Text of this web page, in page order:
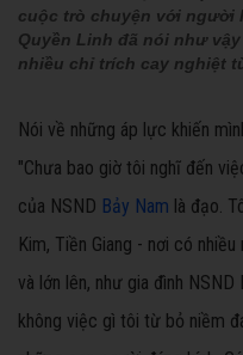
cuộc trò chuyện với người
Quyền Linh đã nói như
nhiều chỉ trích cay nghiệt
Nói về những áp lực khiến
"Chưa bao giờ tôi nghĩ đến
của NSND Bảy Nam là đạo.
Kim, Tiền Giang - nơi có
và lớn lên, như gia đình NSND
không việc gì tôi từ bỏ niềm